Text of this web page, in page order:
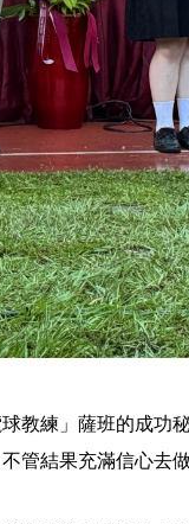
教練」薩班的成功
管結果充滿信心去